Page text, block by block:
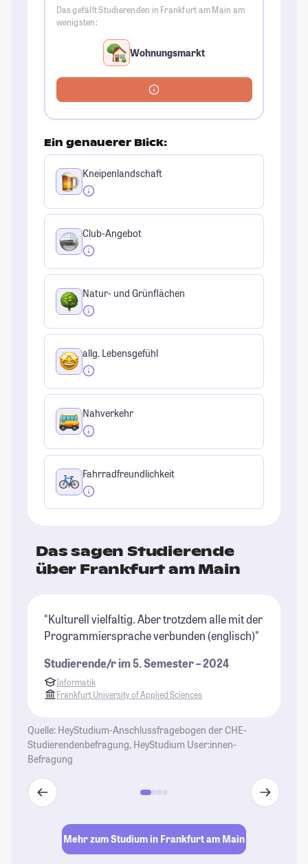
Das gefällt Studierenden in Frankfurt am Main am
wenigsten:
Wohnungsmarkt
Ein genauerer Blick:
Kneipenlandschaft
Club-Angebot
Natur- und Grünflächen
allg. Lebensgefühl
Nahverkehr
Fahrradfreundlichkeit
Das sagen Studierende
über Frankfurt am Main
"Kulturell vielfaltig. Aber trotzdem alle mit der
Programmiersprache verbunden (englisch)"
Studierende/r im 5. Semester – 2024
Informatik
Frankfurt University of Applied Sciences
Quelle: HeyStudium-Anschlussfragebogen der CHE-
Studierendenbefragung, HeyStudium User:innen-
Befragung
Mehr zum Studium in Frankfurt am Main